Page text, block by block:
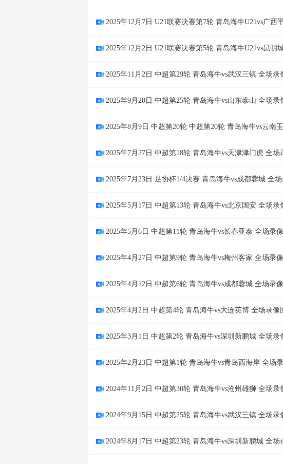
2025年12月7日 U21联赛决赛第7轮 青岛海牛U21vs广西
2025年12月2日 U21联赛决赛第5轮 青岛海牛U21vs昆明
2025年11月2日 中超第29轮 青岛海牛vs武汉三镇 全场录
2025年9月20日 中超第25轮 青岛海牛vs山东泰山 全场录
2025年8月9日 中超第20轮 中超第20轮 青岛海牛vs云南
2025年7月27日 中超第18轮 青岛海牛vs天津津门虎 全场
2025年7月23日 足协杯1/4决赛 青岛海牛vs成都蓉城 全
2025年5月17日 中超第13轮 青岛海牛vs北京国安 全场录
2025年5月6日 中超第11轮 青岛海牛vs长春亚泰 全场录
2025年4月27日 中超第9轮 青岛海牛vs梅州客家 全场录
2025年4月12日 中超第6轮 青岛海牛vs成都蓉城 全场录
2025年4月2日 中超第4轮 青岛海牛vs大连英博 全场录像
2025年3月1日 中超第2轮 青岛海牛vs深圳新鹏城 全场录
2025年2月23日 中超第1轮 青岛海牛vs青岛西海岸 全场
2024年11月2日 中超第30轮 青岛海牛vs沧州雄狮 全场录
2024年9月15日 中超第25轮 青岛海牛vs武汉三镇 全场录
2024年8月17日 中超第23轮 青岛海牛vs深圳新鹏城 全场